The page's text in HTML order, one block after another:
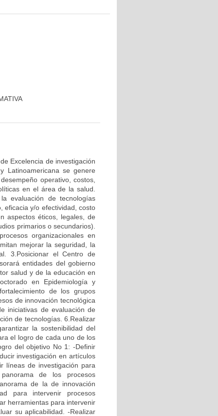
Excelencia de investigación
Latinoamericana se genere
operativo, costos,
en el área de la salud.
evaluación de tecnologías
eficacia y/o efectividad, costo
aspectos éticos, legales, de
primarios o secundarios).
organizacionales en
mejorar la seguridad, la
3.Posicionar el Centro de
entidades del gobierno
salud y de la educación en
en Epidemiología y
de los grupos
de innovación tecnológica
iniciativas de evaluación de
de tecnologías. 6.Realizar
la sostenibilidad del
el logro de cada uno de los
del objetivo No 1: -Definir
investigación en artículos
líneas de investigación para
de los procesos
de la de innovación
para intervenir procesos
herramientas para intervenir
su aplicabilidad. -Realizar